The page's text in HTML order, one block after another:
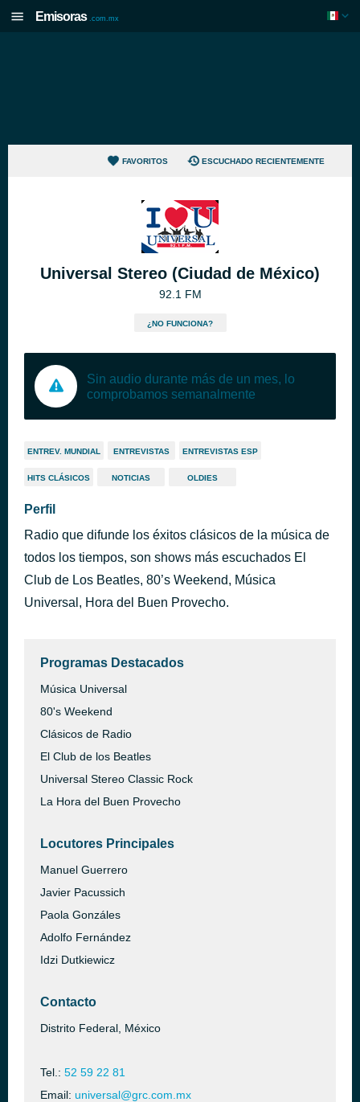
Emisoras .com.mx
FAVORITOS ESCUCHADO RECIENTEMENTE
Universal Stereo (Ciudad de México)
92.1 FM
¿NO FUNCIONA?
Sin audio durante más de un mes, lo
comprobamos semanalmente
ENTREV. MUNDIAL ENTREVISTAS ENTREVISTAS ESP
HITS CLÁSICOS NOTICIAS OLDIES
Perfil
Radio que difunde los éxitos clásicos de la música de
todos los tiempos, son shows más escuchados El
Club de Los Beatles, 80’s Weekend, Música
Universal, Hora del Buen Provecho.
Programas Destacados
Música Universal
80's Weekend
Clásicos de Radio
El Club de los Beatles
Universal Stereo Classic Rock
La Hora del Buen Provecho
Locutores Principales
Manuel Guerrero
Javier Pacussich
Paola Gonzáles
Adolfo Fernández
Idzi Dutkiewicz
Contacto
Distrito Federal, México
Tel.: 52 59 22 81
Email: universal@grc.com.mx